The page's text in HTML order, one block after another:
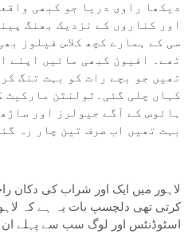
دیکھا راوی دریا جو کبھی
اور کناروں کے نزدیک بھنگ
سی کے ہمارے کچھ کلاس فیلوز
تھے۔ افیون کبھی مائیں اپنے
تھیں جو بچے رات کو بہت تنگ
کہاں چلی گئی۔ٹولنٹن مارکیٹ
ہائوس کے آگے جیولرز اور
بہت تھیں اب صرف تین چار رہ
لاہور میں ایک اور شراب کی دکان
کرتی تھی دلچسپ بات یہ ہے کہ
اسٹوڈنٹس اور لوگ سب سے پہلے ان